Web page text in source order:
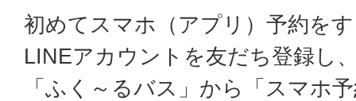
初めてスマホ（アプリ）予約を
LINEアカウントを友だち登録し
「ふく～るバス」から「スマホ